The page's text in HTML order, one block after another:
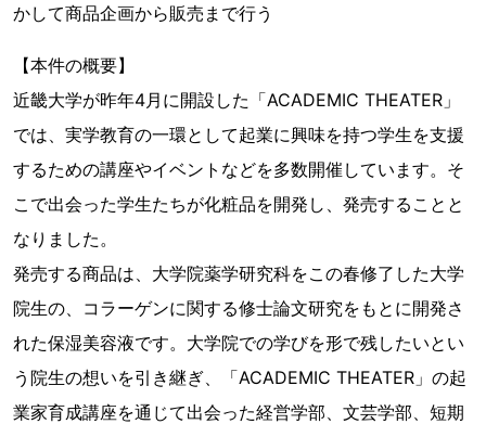
かして商品企画から販売まで行う
【本件の概要】
近畿大学が昨年4月に開設した「ACADEMIC THEATER」
では、実学教育の一環として起業に興味を持つ学生を支援
するための講座やイベントなどを多数開催しています。そ
こで出会った学生たちが化粧品を開発し、発売することと
なりました。
発売する商品は、大学院薬学研究科をこの春修了した大学
院生の、コラーゲンに関する修士論文研究をもとに開発さ
れた保湿美容液です。大学院での学びを形で残したいとい
う院生の想いを引き継ぎ、「ACADEMIC THEATER」の起
業家育成講座を通じて出会った経営学部、文芸学部、短期